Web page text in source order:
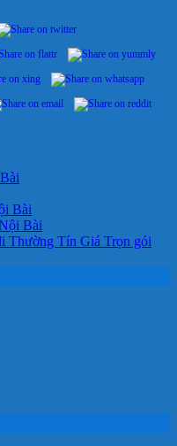
Bài
Bài
Thường Tín Giá Trọn gói